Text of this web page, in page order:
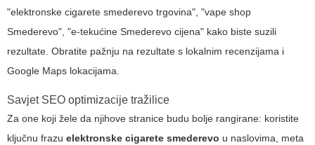
"elektronske cigarete smederevo trgovina", "vape shop
Smederevo", "e-tekućine Smederevo cijena" kako biste suzili
rezultate. Obratite pažnju na rezultate s lokalnim recenzijama i
Google Maps lokacijama.
Savjet SEO optimizacije tražilice
Za one koji žele da njihove stranice budu bolje rangirane: koristite
ključnu frazu elektronske cigarete smederevo u naslovima, meta